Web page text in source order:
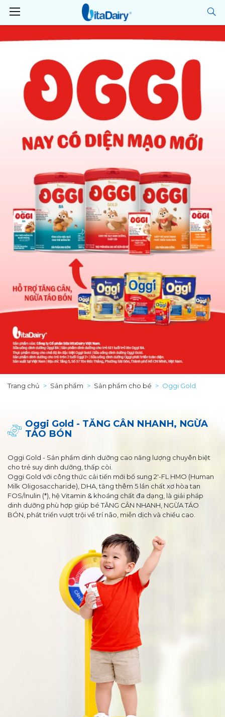
Trang chủ Sản phẩm Sản phẩm cho bé Oggi Gold
Oggi Gold - TĂNG CÂN NHANH, NGỪA
TÁO BÓN
Oggi Gold - Sản phẩm dinh dưỡng cao năng lượng chuyên biệt
cho trẻ suy dinh dưỡng, thấp còi.
Oggi Gold với công thức cải tiến mới bổ sung 2'-FL HMO (Human
Milk Oligosaccharide), DHA, tăng thêm 5 lần chất xơ hòa tan
FOS/Inulin (*), hệ Vitamin & khoáng chất đa dạng, là giải pháp
dinh dưỡng phù hợp giúp bé TĂNG CÂN NHANH, NGỪA TÁO
BÓN, phát triển vượt trội về trí não, miễn dịch và chiều cao.